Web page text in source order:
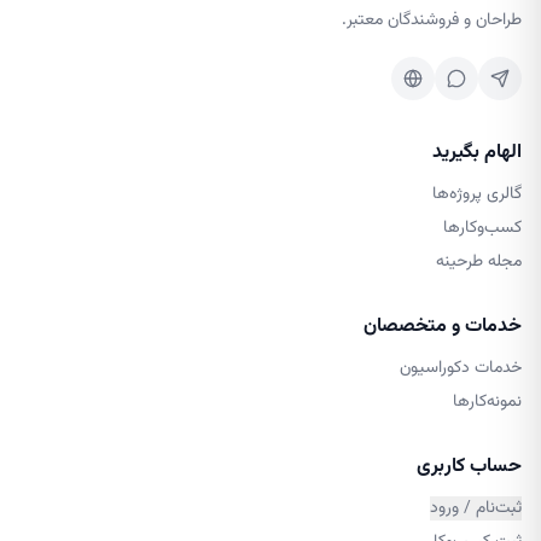
طراحان و فروشندگان معتبر.
الهام بگیرید
گالری پروژه‌ها
کسب‌وکارها
مجله طرحینه
خدمات و متخصصان
خدمات دکوراسیون
نمونه‌کارها
حساب کاربری
ثبت‌نام / ورود